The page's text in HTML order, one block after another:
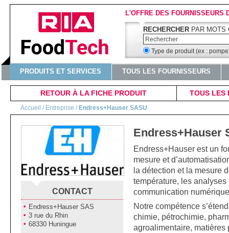
L'OFFRE DES FOURNISSEURS
RECHERCHER PAR MOTS
Type de produit (ex :
PRODUITS ET SERVICES TOUS LES FOURNISSEURS
RETOUR À LA FICHE PRODUIT TOUS LES
Accueil / Entreprise / Endress+Hauser SASU
CONTACT
Endress+Hauser SAS
3 rue du Rhin
68330 Huningue
Endress+Hauser
Endress+Hauser est un
mesure et
la détection et la mesure
température, les
communication
Notre compétence
chimie, pétrochimie,
agroalimentaire, matières